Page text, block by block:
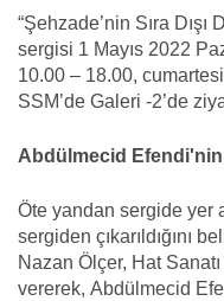
“Şehzade’nin Sıra
sergisi 1 Mayıs 2022
10.00 – 18.00,
SSM’de Galeri -2’de
Abdülmecid Efendi'nin
Öte yandan sergide yer
sergiden çıkarıldığını
Nazan Ölçer, Hat
vererek, Abdülmecid